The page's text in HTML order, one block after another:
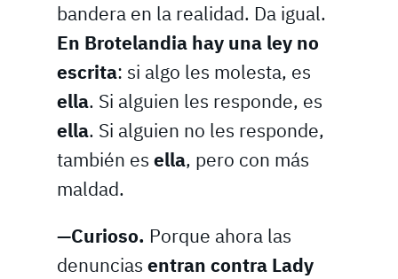
bandera en la realidad. Da igual.
En Brotelandia hay una ley no
escrita: si algo les molesta, es
ella. Si alguien les responde, es
ella. Si alguien no les responde,
también es ella, pero con más
maldad.
—Curioso. Porque ahora las
denuncias entran contra Lady